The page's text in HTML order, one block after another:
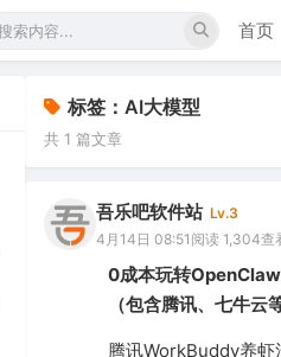
首页
标签：AI大模型
共 1 篇文章
吾乐吧软件站 Lv.3
4月14日 08:51 阅读 1,304查
0成本玩转
（包含腾讯、七牛云
腾讯WorkBuddy养